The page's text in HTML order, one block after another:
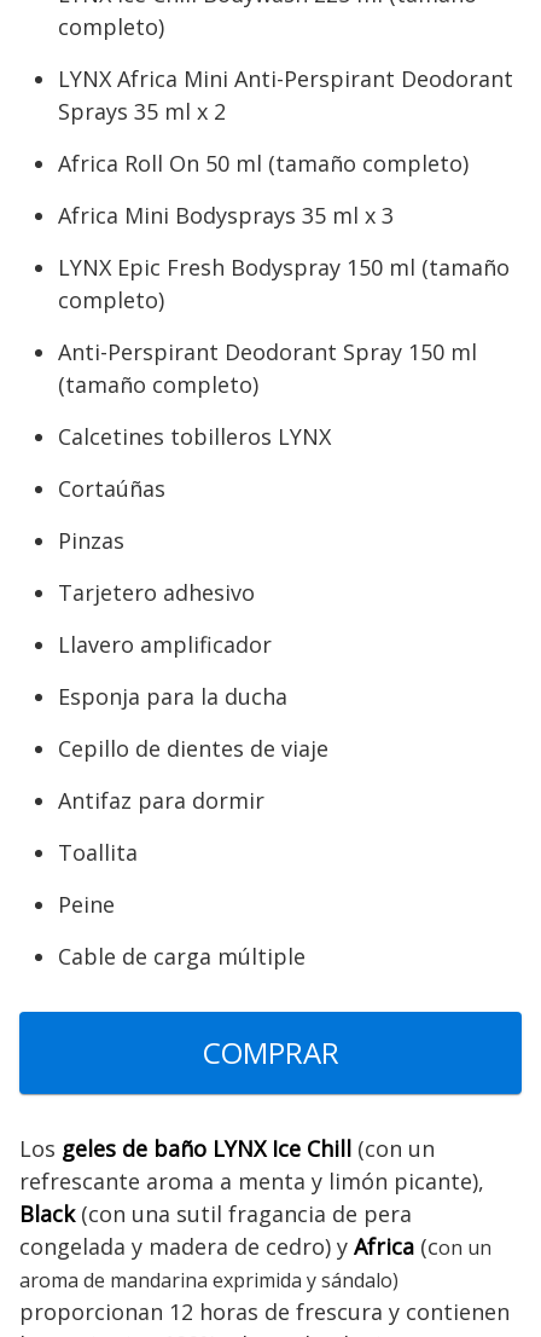
completo)
LYNX Africa Mini Anti-Perspirant Deodorant
Sprays 35 ml x 2
Africa Roll On 50 ml (tamaño completo)
Africa Mini Bodysprays 35 ml x 3
LYNX Epic Fresh Bodyspray 150 ml (tamaño
completo)
Anti-Perspirant Deodorant Spray 150 ml
(tamaño completo)
Calcetines tobilleros LYNX
Cortaúñas
Pinzas
Tarjetero adhesivo
Llavero amplificador
Esponja para la ducha
Cepillo de dientes de viaje
Antifaz para dormir
Toallita
Peine
Cable de carga múltiple
COMPRAR
Los geles de baño LYNX Ice Chill (con un
refrescante aroma a menta y limón picante),
Black (con una sutil fragancia de pera
congelada y madera de cedro) y Africa (con un
aroma de mandarina exprimida y sándalo)
proporcionan 12 horas de frescura y contienen